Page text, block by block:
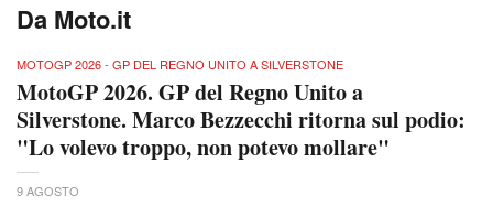
Da Moto.it
MOTOGP 2026 - GP DEL REGNO UNITO A SILVERSTONE
MotoGP 2026. GP del Regno Unito a
Silverstone. Marco Bezzecchi ritorna sul podio:
"Lo volevo troppo, non potevo mollare"
9 AGOSTO